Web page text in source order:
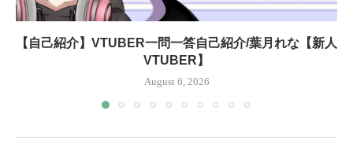
【自己紹介】VTUBER一問一答自己紹介/葉月れな【新人
VTUBER】
August 6, 2026